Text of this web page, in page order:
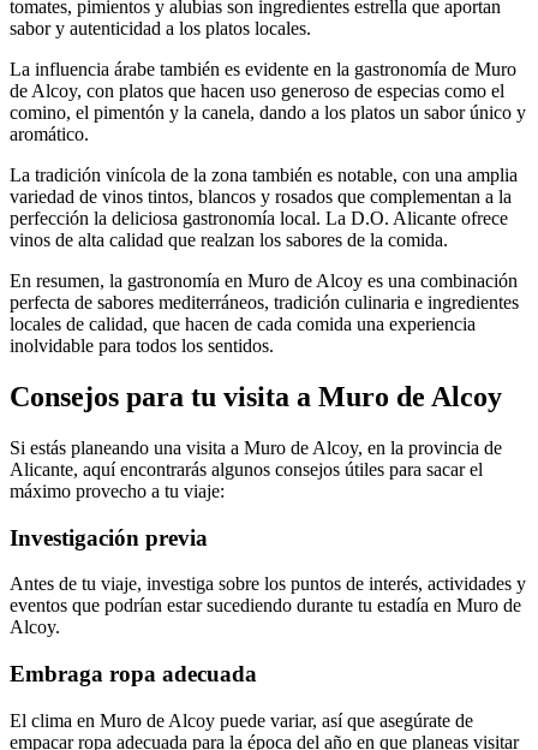
tomates, pimientos y alubias son ingredientes estrella que aportan
sabor y autenticidad a los platos locales.
La influencia árabe también es evidente en la gastronomía de Muro
de Alcoy, con platos que hacen uso generoso de especias como el
comino, el pimentón y la canela, dando a los platos un sabor único y
aromático.
La tradición vinícola de la zona también es notable, con una amplia
variedad de vinos tintos, blancos y rosados que complementan a la
perfección la deliciosa gastronomía local. La D.O. Alicante ofrece
vinos de alta calidad que realzan los sabores de la comida.
En resumen, la gastronomía en Muro de Alcoy es una combinación
perfecta de sabores mediterráneos, tradición culinaria e ingredientes
locales de calidad, que hacen de cada comida una experiencia
inolvidable para todos los sentidos.
Consejos para tu visita a Muro de Alcoy
Si estás planeando una visita a Muro de Alcoy, en la provincia de
Alicante, aquí encontrarás algunos consejos útiles para sacar el
máximo provecho a tu viaje:
Investigación previa
Antes de tu viaje, investiga sobre los puntos de interés, actividades y
eventos que podrían estar sucediendo durante tu estadía en Muro de
Alcoy.
Embraga ropa adecuada
El clima en Muro de Alcoy puede variar, así que asegúrate de
empacar ropa adecuada para la época del año en que planeas visitar